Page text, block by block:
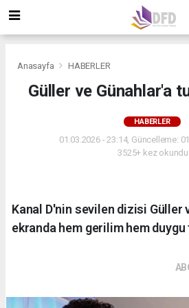
Anasayfa HABERLER
Güller ve Günahlar'a
HABERLER
01.03.2026 - 23:14, Güncelleme:
3525+ kez okundu.
Kanal D'nin sevilen dizisi Güller
ekranda hem gerilim hem duygu